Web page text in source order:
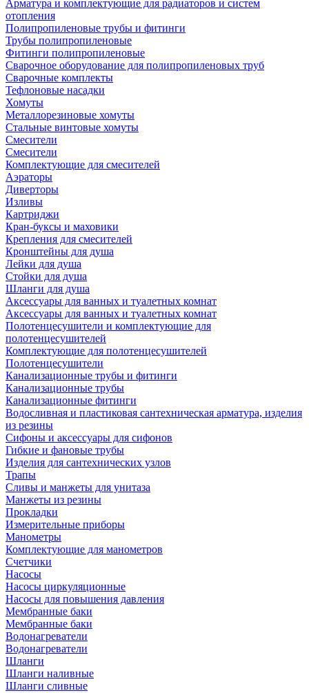
Арматура и комплектующие для радиаторов и систем
отопления
Полипропиленовые трубы и фитинги
Трубы полипропиленовые
Фитинги полипропиленовые
Сварочное оборудование для полипропиленовых труб
Сварочные комплекты
Тефлоновые насадки
Хомуты
Металлорезиновые хомуты
Стальные винтовые хомуты
Смесители
Смесители
Комплектующие для смесителей
Аэраторы
Диверторы
Изливы
Картриджи
Кран-буксы и маховики
Крепления для смесителей
Кронштейны для душа
Лейки для душа
Стойки для душа
Шланги для душа
Аксессуары для ванных и туалетных комнат
Аксессуары для ванных и туалетных комнат
Полотенцесушители и комплектующие для
полотенцесушителей
Комплектующие для полотенцесушителей
Полотенцесушители
Канализационные трубы и фитинги
Канализационные трубы
Канализационные фитинги
Водосливная и пластиковая сантехническая арматура, изделия
из резины
Сифоны и аксессуары для сифонов
Гибкие и фановые трубы
Изделия для сантехнических узлов
Трапы
Сливы и манжеты для унитаза
Манжеты из резины
Прокладки
Измерительные приборы
Манометры
Комплектующие для манометров
Счетчики
Насосы
Насосы циркуляционные
Насосы для повышения давления
Мембранные баки
Мембранные баки
Водонагреватели
Водонагреватели
Шланги
Шланги наливные
Шланги сливные